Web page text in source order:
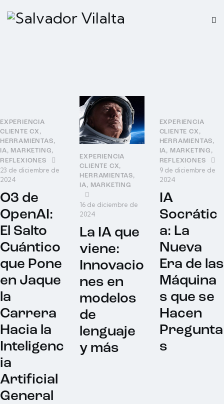
EXPERIENCIA
CLIENTE CX ,
HERRAMIENTAS,
IA, MARKETING,
REFLEXIONES
23 de diciembre de
2024
O3 de
OpenAI:
El Salto
Cuántico
que Pone
en Jaque
la
Carrera
Hacia la
Inteligenc
ia
Artificial
General
EXPERIENCIA
CLIENTE CX,
HERRAMIENTAS,
IA, MARKETING
16 de diciembre de
2024
La IA que
viene:
Innovacio
nes en
modelos
de
lenguaje
y más
EXPERIENCIA
CLIENTE CX ,
HERRAMIENTAS,
IA, MARKETING ,
REFLEXIONES
9 de diciembre de
2024
IA
Socrátic
a: La
Nueva
Era de las
Máquina
s que se
Hacen
Pregunta
s